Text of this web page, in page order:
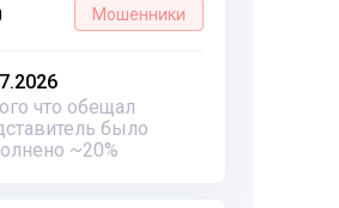
Мошенники
что обещал
было
~20%